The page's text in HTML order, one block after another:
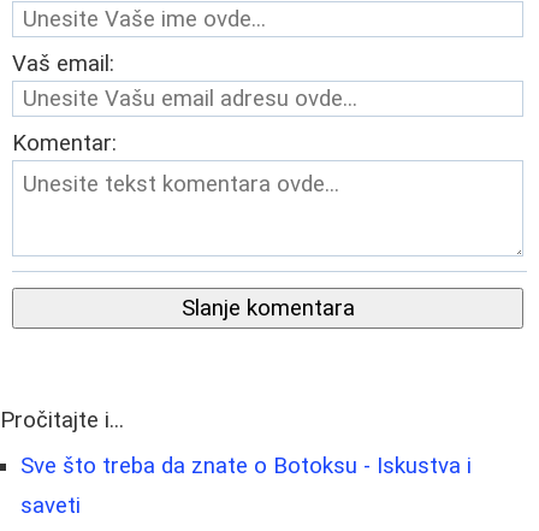
Vaš email:
Komentar:
Slanje komentara
Pročitajte i...
Sve što treba da znate o Botoksu - Iskustva i
saveti